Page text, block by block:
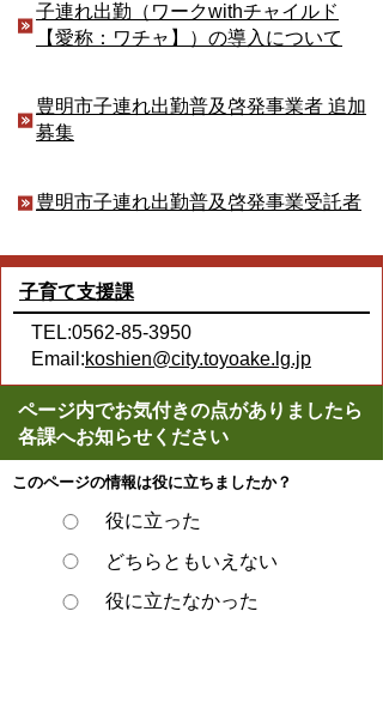
子連れ出勤（ワークwithチャイルド
【愛称：ワチャ】）の導入について
豊明市子連れ出勤普及啓発事業者 追加
募集
豊明市子連れ出勤普及啓発事業受託者
子育て支援課
TEL:0562-85-3950
Email:koshien@city.toyoake.lg.jp
ページ内でお気付きの点がありましたら
各課へお知らせください
このページの情報は役に立ちましたか？
役に立った
どちらともいえない
役に立たなかった